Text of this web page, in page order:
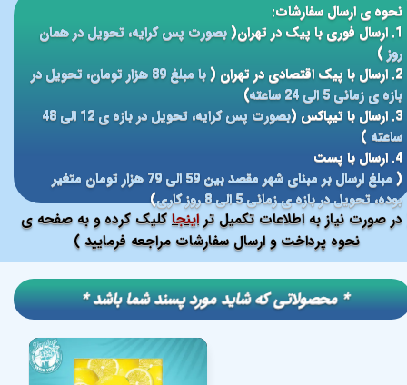
صورت نیاز به اطلاعات تکمیل تراینجا کلیک کرده و به صفحه ی
نحوه پرداخت و ارسال سفارشات مراجعه فرمایید )
نحوه ی ارسال سفارشات:
1. ارسال فوری با پیک در تهران(
بصورت پس کرایه، تحویل در همان
روز)
2. ارسال با پیک اقتصادی در تهران (
با مبلغ 89 هزار تومان، تحویل در
بازه ی زمانی 5 الی 24 ساعته
)
3. ارسال با تیپاکس (
بصورت پس کرایه، تحویل در بازه ی 12 الی 48
ساعته )
4. ارسال با پست
(
مبلغ ارسال بر مبنای شهر مقصد بین 59 الی 79 هزار تومان متغیر
بوده، تحویل در بازه ی زمانی 5 الی 8 روز کاری
)
​​* محصولاتی که شاید مورد پسند شما باشد *